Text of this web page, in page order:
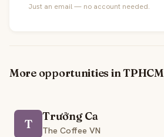
Just an email — no account needed.
More opportunities in TPHCM
T
Trưởng Ca
The Coffee VN